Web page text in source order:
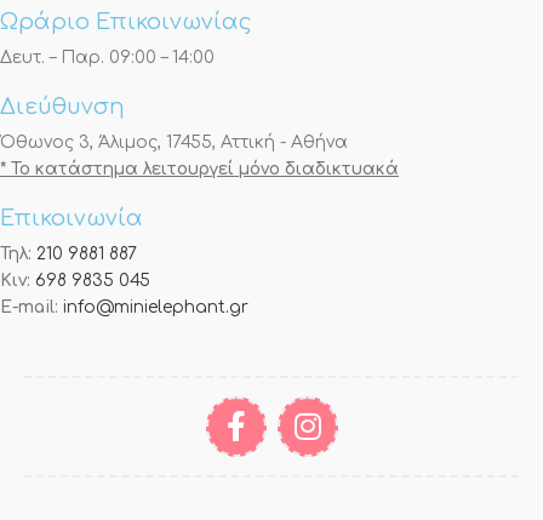
Ωράριο Επικοινωνίας
Δευτ. – Παρ. 09:00 – 14:00
Διεύθυνση
Όθωνος 3, Άλιμος, 17455, Αττική - Αθήνα
* Το κατάστημα λειτουργεί μόνο διαδικτυακά
Επικοινωνία
Τηλ: 210 9881 887
Κιν: 698 9835 045
E-mail: info@minielephant.gr